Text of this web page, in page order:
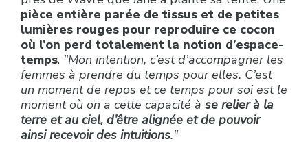
pièce entière parée de tissus et de petites
lumières rouges pour reproduire ce cocon
où l’on perd totalement la notion d’espace-
temps. "Mon intention, c’est d’accompagner les
femmes à prendre du temps pour elles. C’est
un moment de repos et ce temps pour soi est le
moment où on a cette capacité à se relier à la
terre et au ciel, d’être alignée et de pouvoir
ainsi recevoir des intuitions."